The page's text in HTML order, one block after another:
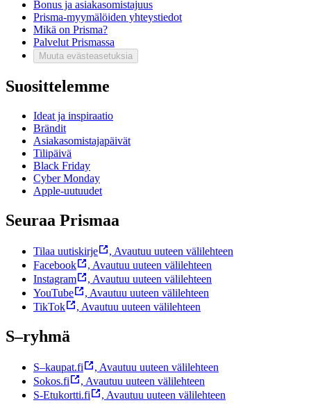
Bonus ja asiakasomistajuus
Prisma-myymälöiden yhteystiedot
Mikä on Prisma?
Palvelut Prismassa
Muuta evästeasetuksia
Suosittelemme
Ideat ja inspiraatio
Brändit
Asiakasomistajapäivät
Tilipäivä
Black Friday
Cyber Monday
Apple-uutuudet
Seuraa Prismaa
Tilaa uutiskirje , Avautuu uuteen välilehteen
Facebook
, Avautuu uuteen välilehteen
Instagram
, Avautuu uuteen välilehteen
YouTube
, Avautuu uuteen välilehteen
TikTok
, Avautuu uuteen välilehteen
S–ryhmä
S–kaupat.fi , Avautuu uuteen välilehteen
Sokos.fi
, Avautuu uuteen välilehteen
S-Etukortti.fi
, Avautuu uuteen välilehteen